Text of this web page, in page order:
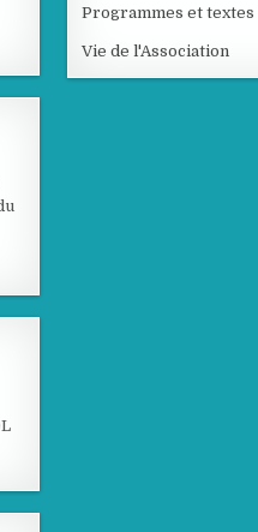
Programmes et textes
Vie de l'Association